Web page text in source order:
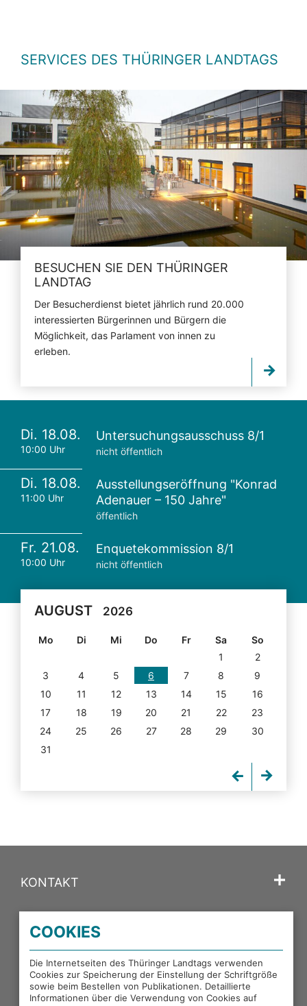
SERVICES DES THÜRINGER LANDTAGS
BESUCHEN SIE DEN THÜRINGER
LANDTAG
Der Besucherdienst bietet jährlich rund 20.000
interessierten Bürgerinnen und Bürgern die
Möglichkeit, das Parlament von innen zu
erleben.
Di. 18.08.
10:00 Uhr
Untersuchungsausschuss 8/1
nicht öffentlich
Di. 18.08.
11:00 Uhr
Ausstellungseröffnung "Konrad
Adenauer – 150 Jahre"
öffentlich
Fr. 21.08.
10:00 Uhr
Enquetekommission 8/1
nicht öffentlich
AUGUST 2026
Mo Di Mi Do Fr Sa
So
1
2
3
4 5 6 7 8
9
10
11 12 13 14 15
16
17
18 19 20 21 22
23
24
25 26 27 28 29
30
31
KONTAKT
PORTALE DES THÜRINGER LANDTAGS
EXTERNE LINKS
COOKIES
Die Internetseiten des Thüringer Landtags verwenden
Cookies zur Speicherung der Einstellung der Schriftgröße
sowie beim Bestellen von Publikationen. Detaillierte
Informationen über die Verwendung von Cookies auf